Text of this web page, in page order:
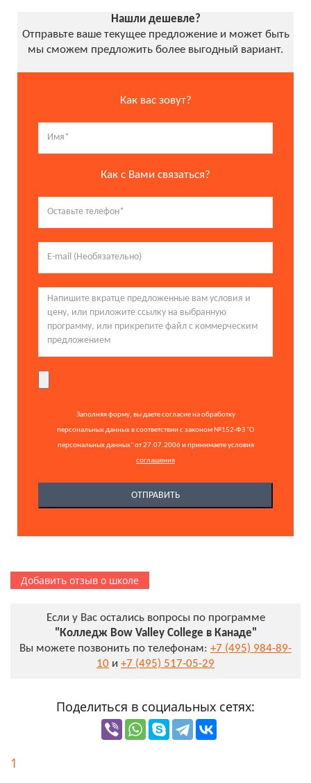
Нашли дешевле?
Отправьте ваше текущее предложение и может быть
мы сможем предложить более выгодный вариант.
Как вас зовут?
Как с Вами связаться?
Заполняя форму, вы даете согласие на обработку
персональных данных в соответствии с законом №152-ФЗ "О
персональных данных" от 27.07.2006 и принимаете условия
соглашения
Добавить отзыв о школе
Если у Вас остались вопросы по программе
"Колледж Bow Valley College в Канаде"
Вы можете позвонить по телефонам: +7 (495) 984-89-
10 и +7 (495) 517-05-29
Поделиться в социальных сетях:
1